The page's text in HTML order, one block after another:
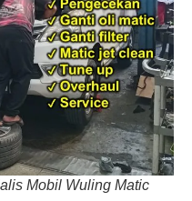
Mobil Wuling Matic